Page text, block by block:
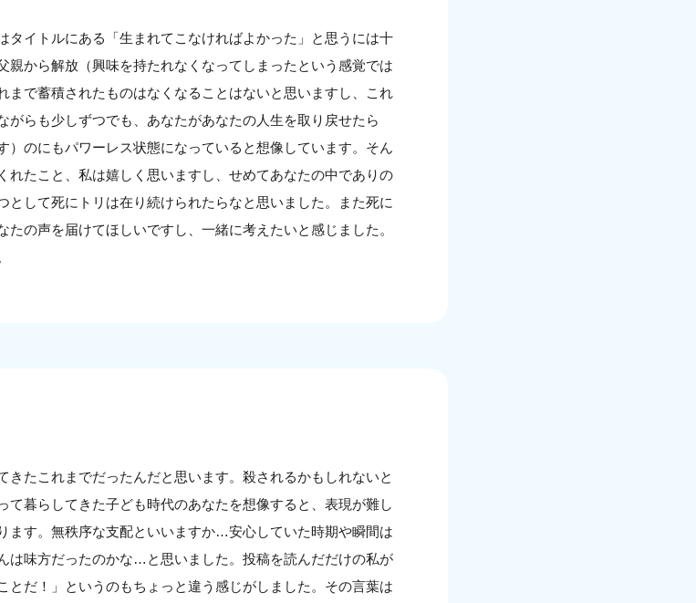
タイトルにある「生まれてこなければよかった」と思うには十
親から解放（興味を持たれなくなってしまったという感覚では
まで蓄積されたものはなくなることはないと思いますし、これ
がらも少しずつでも、あなたがあなたの人生を取り戻せたら
）のにもパワーレス状態になっていると想像しています。そん
れたこと、私は嬉しく思いますし、せめてあなたの中でありの
として死にトリは在り続けられたらなと思いました。また死に
たの声を届けてほしいですし、一緒に考えたいと感じました。
きたこれまでだったんだと思います。殺されるかもしれないと
て暮らしてきた子ども時代のあなたを想像すると、表現が難し
ます。無秩序な支配といいますか…安心していた時期や瞬間は
は味方だったのかな…と思いました。投稿を読んだだけの私が
とだ！」というのもちょっと違う感じがしました。その言葉は